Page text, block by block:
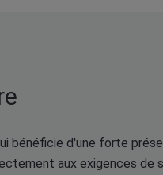
bénéficie d'une forte
aux exigences de